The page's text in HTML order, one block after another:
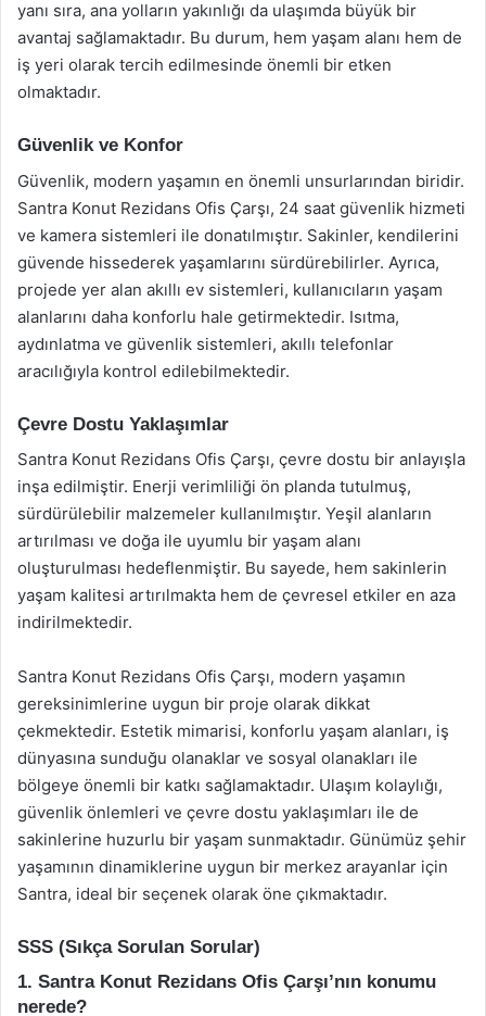
yanı sıra, ana yolların yakınlığı da ulaşımda büyük bir
avantaj sağlamaktadır. Bu durum, hem yaşam alanı hem de
iş yeri olarak tercih edilmesinde önemli bir etken
olmaktadır.
Güvenlik ve Konfor
Güvenlik, modern yaşamın en önemli unsurlarından biridir.
Santra Konut Rezidans Ofis Çarşı, 24 saat güvenlik hizmeti
ve kamera sistemleri ile donatılmıştır. Sakinler, kendilerini
güvende hissederek yaşamlarını sürdürebilirler. Ayrıca,
projede yer alan akıllı ev sistemleri, kullanıcıların yaşam
alanlarını daha konforlu hale getirmektedir. Isıtma,
aydınlatma ve güvenlik sistemleri, akıllı telefonlar
aracılığıyla kontrol edilebilmektedir.
Çevre Dostu Yaklaşımlar
Santra Konut Rezidans Ofis Çarşı, çevre dostu bir anlayışla
inşa edilmiştir. Enerji verimliliği ön planda tutulmuş,
sürdürülebilir malzemeler kullanılmıştır. Yeşil alanların
artırılması ve doğa ile uyumlu bir yaşam alanı
oluşturulması hedeflenmiştir. Bu sayede, hem sakinlerin
yaşam kalitesi artırılmakta hem de çevresel etkiler en aza
indirilmektedir.
Santra Konut Rezidans Ofis Çarşı, modern yaşamın
gereksinimlerine uygun bir proje olarak dikkat
çekmektedir. Estetik mimarisi, konforlu yaşam alanları, iş
dünyasına sunduğu olanaklar ve sosyal olanakları ile
bölgeye önemli bir katkı sağlamaktadır. Ulaşım kolaylığı,
güvenlik önlemleri ve çevre dostu yaklaşımları ile de
sakinlerine huzurlu bir yaşam sunmaktadır. Günümüz şehir
yaşamının dinamiklerine uygun bir merkez arayanlar için
Santra, ideal bir seçenek olarak öne çıkmaktadır.
SSS (Sıkça Sorulan Sorular)
1. Santra Konut Rezidans Ofis Çarşı’nın konumu
nerede?